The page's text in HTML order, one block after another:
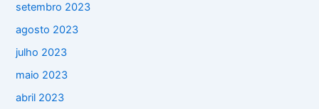
setembro 2023
agosto 2023
julho 2023
maio 2023
abril 2023